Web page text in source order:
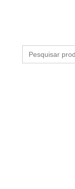
Search
for: